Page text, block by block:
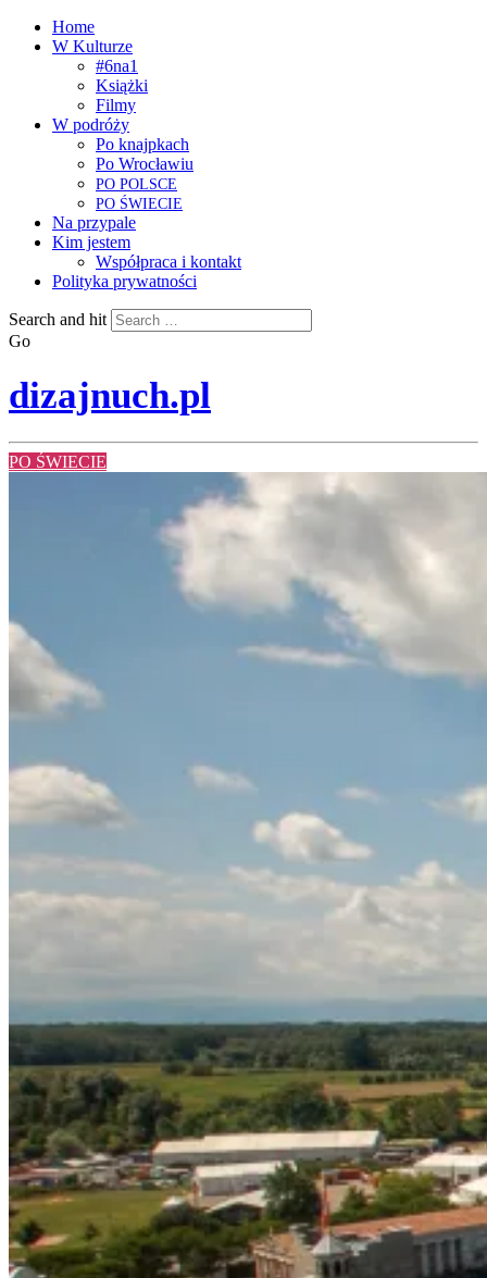
Home
W Kulturze
#6na1
Książki
Filmy
W podróży
Po knajpkach
Po Wrocławiu
PO POLSCE
PO ŚWIECIE
Na przypale
Kim jestem
Współpraca i kontakt
Polityka prywatności
Search and hit
Go
dizajnuch.pl
PO ŚWIECIE